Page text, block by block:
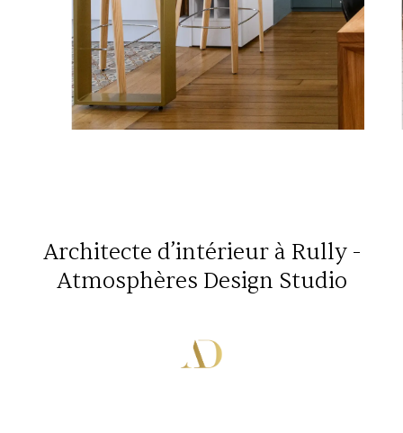
Architecte d’intérieur à Rully -
Atmosphères Design Studio